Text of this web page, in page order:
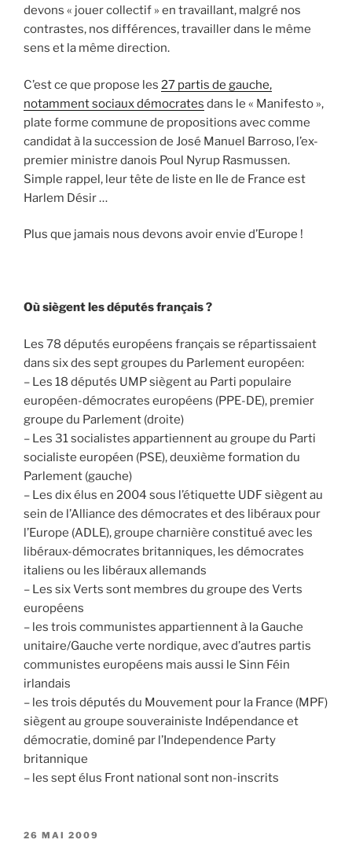
devons « jouer collectif » en travaillant, malgré nos
contrastes, nos différences, travailler dans le même
sens et la même direction.
C’est ce que propose les 27 partis de gauche,
notamment sociaux démocrates dans le « Manifesto »,
plate forme commune de propositions avec comme
candidat à la succession de José Manuel Barroso, l’ex-
premier ministre danois Poul Nyrup Rasmussen.
Simple rappel, leur tête de liste en Ile de France est
Harlem Désir …
Plus que jamais nous devons avoir envie d’Europe !
Où siègent les députés français ?
Les 78 députés européens français se répartissaient
dans six des sept groupes du Parlement européen:
– Les 18 députés UMP siègent au Parti populaire
européen-démocrates européens (PPE-DE), premier
groupe du Parlement (droite)
– Les 31 socialistes appartiennent au groupe du Parti
socialiste européen (PSE), deuxième formation du
Parlement (gauche)
– Les dix élus en 2004 sous l’étiquette UDF siègent au
sein de l’Alliance des démocrates et des libéraux pour
l’Europe (ADLE), groupe charnière constitué avec les
libéraux-démocrates britanniques, les démocrates
italiens ou les libéraux allemands
– Les six Verts sont membres du groupe des Verts
européens
– les trois communistes appartiennent à la Gauche
unitaire/Gauche verte nordique, avec d’autres partis
communistes européens mais aussi le Sinn Féin
irlandais
– les trois députés du Mouvement pour la France (MPF)
siègent au groupe souverainiste Indépendance et
démocratie, dominé par l’Independence Party
britannique
– les sept élus Front national sont non-inscrits
PUBLIÉ
26 MAI 2009